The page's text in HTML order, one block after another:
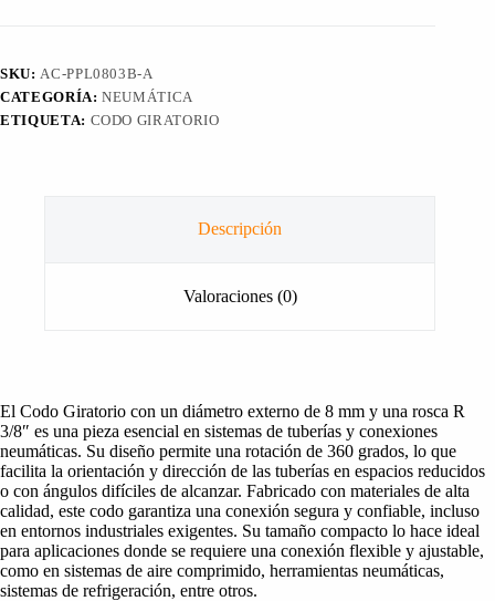
SKU: AC-PPL0803B-A
CATEGORÍA:NEUMÁTICA
ETIQUETA: CODO GIRATORIO
Descripción
Valoraciones (0)
El Codo Giratorio con un diámetro externo de 8 mm y una rosca R
3/8″ es una pieza esencial en sistemas de tuberías y conexiones
neumáticas. Su diseño permite una rotación de 360 grados, lo que
facilita la orientación y dirección de las tuberías en espacios reducidos
o con ángulos difíciles de alcanzar. Fabricado con materiales de alta
calidad, este codo garantiza una conexión segura y confiable, incluso
en entornos industriales exigentes. Su tamaño compacto lo hace ideal
para aplicaciones donde se requiere una conexión flexible y ajustable,
como en sistemas de aire comprimido, herramientas neumáticas,
sistemas de refrigeración, entre otros.